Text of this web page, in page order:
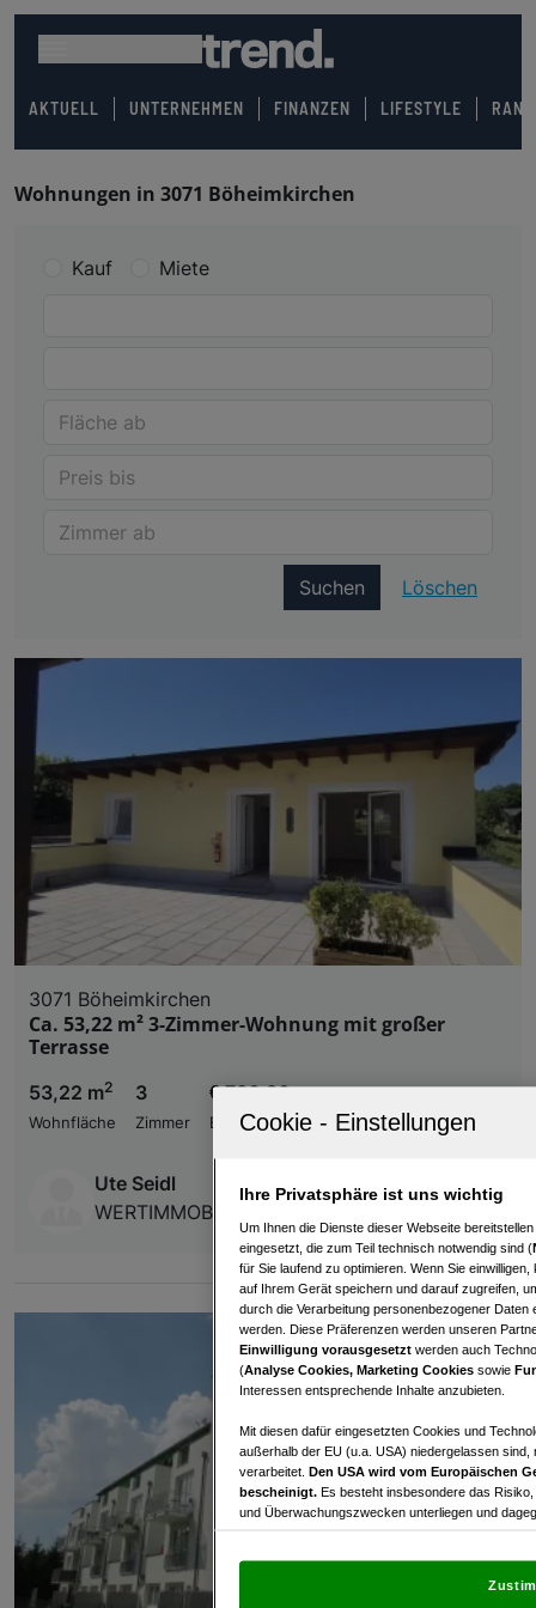
AKTUELL UNTERNEHMEN FINANZEN LIFESTYLE
Wohnungen in 3071 Böheimkirchen
Kauf Miete
Suchen Löschen
3071 Böheimkirchen
Ca. 53,22 m² 3-Zimmer-Wohnung mit großer
Terrasse
53,22 m2
Wohnfläche
3
Zimmer
€ 786,96
Bruttomiete
Ute Seidl
WERTIMMOBILIEN Consulting KG
Ihre Privatsphäre ist uns wichtig
Um Ihnen die Dienste dieser Webseite
eingesetzt, die zum Teil technisch notwendig sind (
für Sie laufend zu optimieren. Wenn Sie
auf Ihrem Gerät speichern und darauf zugreifen,
durch die Verarbeitung personenbezogener
werden. Diese Präferenzen werden unseren
Einwilligung vorausgesetzt werden auch
(Analyse Cookies, Marketing Cookies sowie
Interessen entsprechende Inhalte anzubieten.
Mit diesen dafür eingesetzten Cookies und
außerhalb der EU (u.a. USA) niedergelassen
verarbeitet. Den USA wird vom Europäischen
bescheinigt. Es besteht insbesondere das
und Überwachungszwecken unterliegen und
und Widerspruch gegen die Verarbeitung auf der